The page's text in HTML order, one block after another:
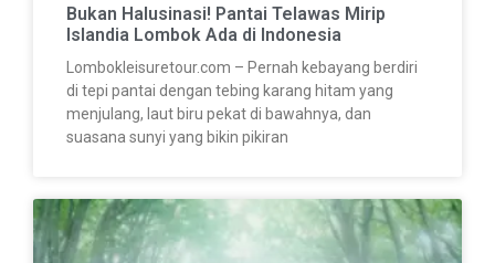
Bukan Halusinasi! Pantai Telawas Mirip
Islandia Lombok Ada di Indonesia
Lombokleisuretour.com – Pernah kebayang berdiri
di tepi pantai dengan tebing karang hitam yang
menjulang, laut biru pekat di bawahnya, dan
suasana sunyi yang bikin pikiran